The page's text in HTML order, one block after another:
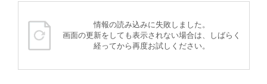
情報の読み込みに失敗しました。
画面の更新をしても表示されない場合は、しばらく
経ってから再度お試しください。